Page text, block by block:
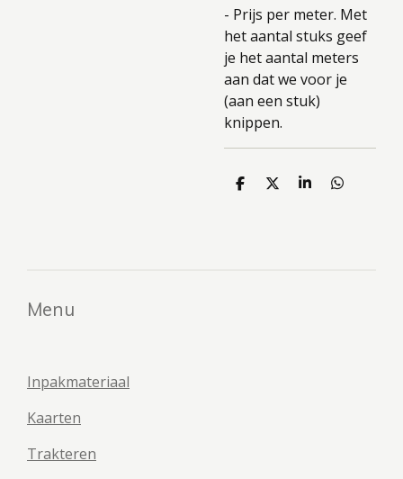
- Prijs per meter. Met
het aantal stuks geef
je het aantal meters
aan dat we voor je
(aan een stuk)
knippen.
D
D
S
D
Menu
Inpakmateriaal
Kaarten
Trakteren